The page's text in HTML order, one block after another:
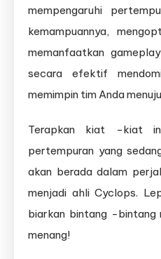
mempengaruhi
kemampuannya,
memanfaatkan
secara efektif
memimpin tim Anda
Terapkan kiat -kiat
pertempuran yang
akan berada dalam
menjadi ahli Cyclops.
biarkan bintang -bintang
menang!